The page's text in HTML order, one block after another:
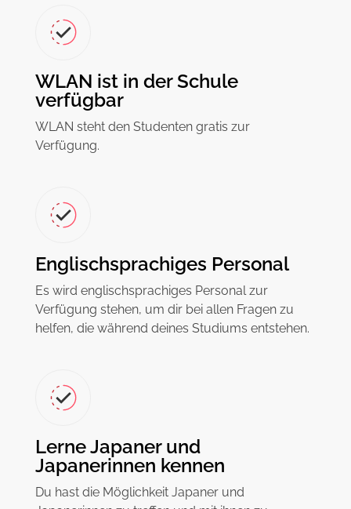
WLAN ist in der Schule
verfügbar
WLAN steht den Studenten gratis zur
Verfügung.
Englischsprachiges Personal
Es wird englischsprachiges Personal zur
Verfügung stehen, um dir bei allen Fragen zu
helfen, die während deines Studiums entstehen.
Lerne Japaner und
Japanerinnen kennen
Du hast die Möglichkeit Japaner und